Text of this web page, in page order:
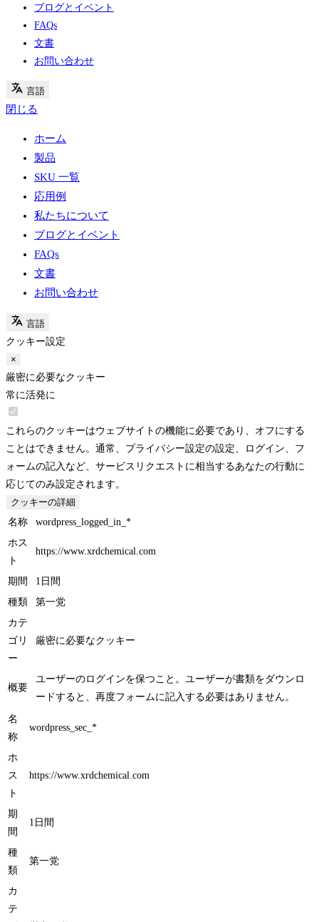
ホーム
製品
SKU 一覧
応用例
私たちについて
文書
お問い合わせ
閉じる
ホーム
製品
SKU 一覧
応用例
ブログとイベント
FAQs
クッキー設定
×
厳密に必要なクッキー
常に活発に
これらのクッキーはウェブサイトの機能に必要であり、オフにする
ことはできません。通常、プライバシー設定の設定、ログイン、フ
ォームの記入など、サービスリクエストに相当するあなたの行動に
応じてのみ設定されます。
クッキーの詳細
名称
ホス
ト
https://www.xrdchemical.com
1日間
第一党
カテ
ゴリ
ー
厳密に必要なクッキー
概要
ユーザーのログインを保つこと。ユーザーが書類をダウンロ
名
称
wordpress_sec_*
ホ
ス
ト
期